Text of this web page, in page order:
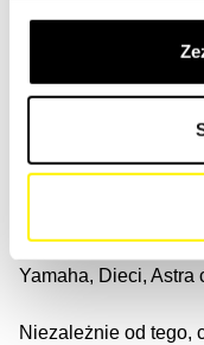
naszemu wysokiej
odpowiedniemu dla
U nas znajdziesz
maszyn
topowe marki, takie
Liebherr, JCB, Sany,
Construction Equip,
Yamaha, Dieci, Astra
Niezależnie od tego,